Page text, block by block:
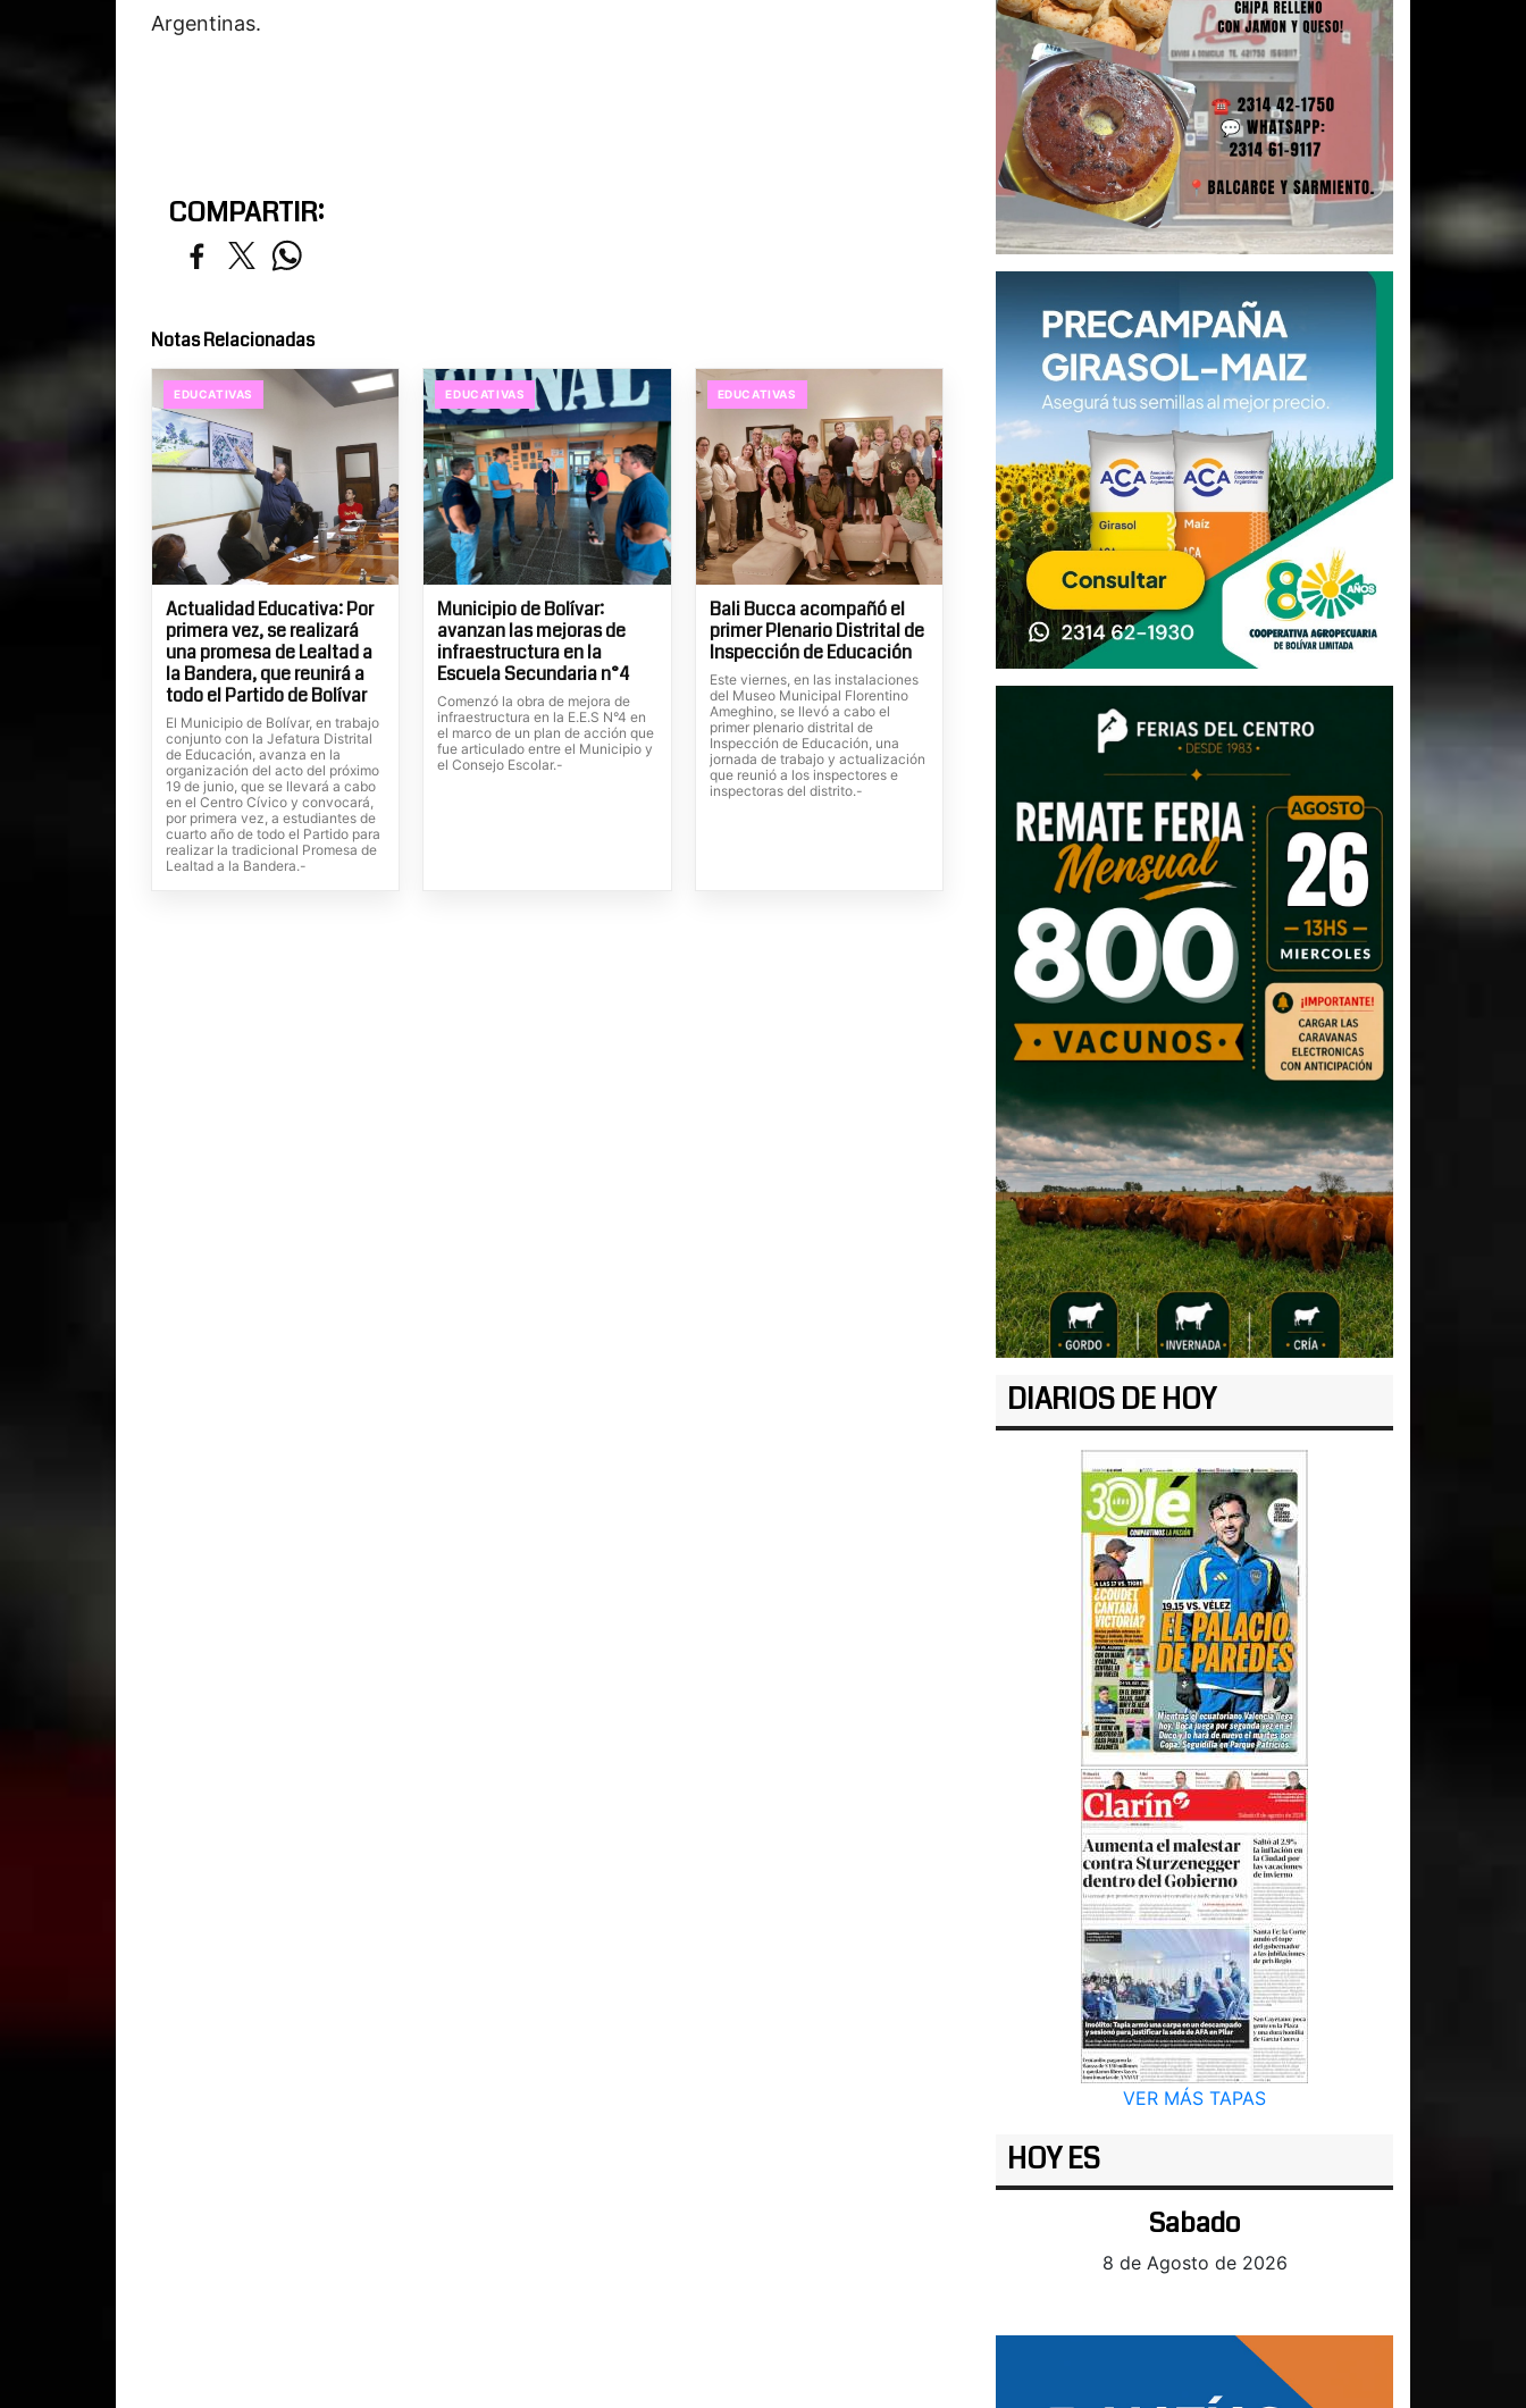
Argentinas.
COMPARTIR:
Notas Relacionadas
EDUCATIVAS
Actualidad Educativa: Por
primera vez, se realizará
una promesa de Lealtad a
la Bandera, que reunirá a
todo el Partido de Bolívar
El Municipio de Bolívar, en trabajo
conjunto con la Jefatura Distrital
de Educación, avanza en la
organización del acto del próximo
19 de junio, que se llevará a cabo
en el Centro Cívico y convocará,
por primera vez, a estudiantes de
cuarto año de todo el Partido para
realizar la tradicional Promesa de
Lealtad a la Bandera.-
EDUCATIVAS
Municipio de Bolívar:
avanzan las mejoras de
infraestructura en la
Escuela Secundaria n°4
Comenzó la obra de mejora de
infraestructura en la E.E.S N°4 en
el marco de un plan de acción que
fue articulado entre el Municipio y
el Consejo Escolar.-
EDUCATIVAS
Bali Bucca acompañó el
primer Plenario Distrital de
Inspección de Educación
Este viernes, en las instalaciones
del Museo Municipal Florentino
Ameghino, se llevó a cabo el
primer plenario distrital de
Inspección de Educación, una
jornada de trabajo y actualización
que reunió a los inspectores e
inspectoras del distrito.-
DIARIOS DE HOY
VER MÁS TAPAS
HOY ES
Sabado
8 de Agosto de 2026